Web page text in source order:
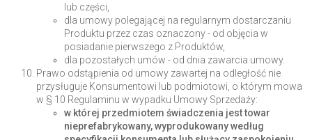
lub części,
dla umowy polegającej na regularnym dostarczaniu
Produktu przez czas oznaczony - od objęcia w
posiadanie pierwszego z Produktów,
dla pozostałych umów - od dnia zawarcia umowy.
Prawo odstąpienia od umowy zawartej na odległość nie
przysługuje Konsumentowi lub podmiotowi, o którym mowa
w § 10 Regulaminu w wypadku Umowy Sprzedaży:
w której przedmiotem świadczenia jest towar
nieprefabrykowany, wyprodukowany według